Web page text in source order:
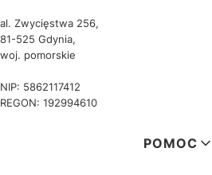
al. Zwycięstwa 256,
81-525 Gdynia,
woj. pomorskie
NIP: 5862117412
REGON: 192994610
POMOC